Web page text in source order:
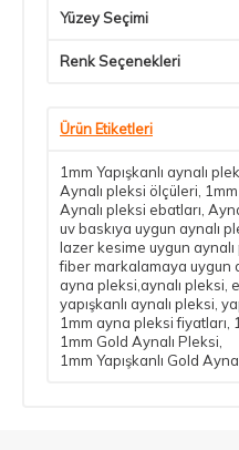
Yüzey Seçimi
Renk Seçenekleri
Ürün Etiketleri
1mm Yapışkanlı aynalı
Aynalı pleksi ölçüleri
Aynalı pleksi ebatları
uv baskıya uygun aynalı
lazer kesime uygun aynalı
fiber markalamaya uygun
ayna pleksi,aynalı pleksi
yapışkanlı aynalı pleksi
1mm ayna pleksi fiyatları
1mm Gold Aynalı Pleksi
1mm Yapışkanlı Gold